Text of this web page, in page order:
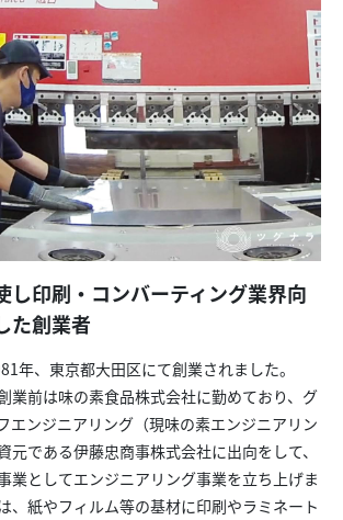
し印刷・コンバーティング業界向
た創業者
年、東京都大田区にて創業されました。
業前は味の素食品株式会社に勤めており、グ
エンジニアリング（現味の素エンジニアリン
元である伊藤忠商事株式会社に出向をして、
業としてエンジニアリング事業を立ち上げま
、紙やフィルム等の基材に印刷やラミネート